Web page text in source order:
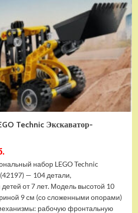
Technic Экскаватор-
набор LEGO Technic
(42197) — 104 детали,
от 7 лет. Модель высотой 10
9 см (со сложенными опорами)
рабочую фронтальную